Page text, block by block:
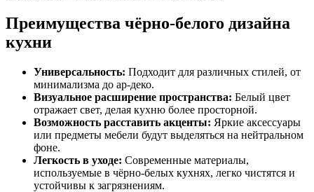
Преимущества чёрно-белого дизайна
кухни
Универсальность: Подходит для различных стилей, от
минимализма до ар-деко.
Визуальное расширение пространства: Белый цвет
отражает свет, делая кухню более просторной.
Возможность расставить акценты: Яркие аксессуары
или предметы мебели будут выделяться на нейтральном
фоне.
Легкость в уходе: Современные материалы,
используемые в чёрно-белых кухнях, легко чистятся и
устойчивы к загрязнениям.